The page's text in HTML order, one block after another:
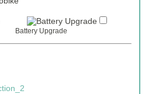
Battery Upgrade